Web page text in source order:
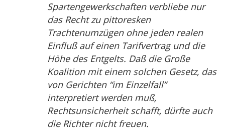
Spartengewerkschaften verbliebe nur
das Recht zu pittoresken
Trachtenumzügen ohne jeden realen
Einfluß auf einen Tarifvertrag und die
Höhe des Entgelts. Daß die Große
Koalition mit einem solchen Gesetz, das
von Gerichten “im Einzelfall”
interpretiert werden muß,
Rechtsunsicherheit schafft, dürfte auch
die Richter nicht freuen.